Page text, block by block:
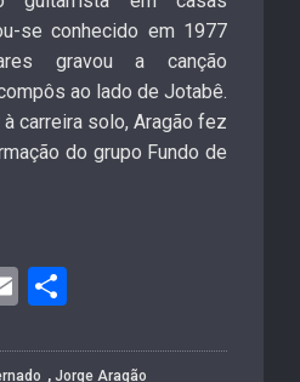
se conhecido em 1977
gravou a canção
ao lado de Jotabê.
carreira solo, Aragão fez
do grupo Fundo de
E
ailar
, Jorge Aragão